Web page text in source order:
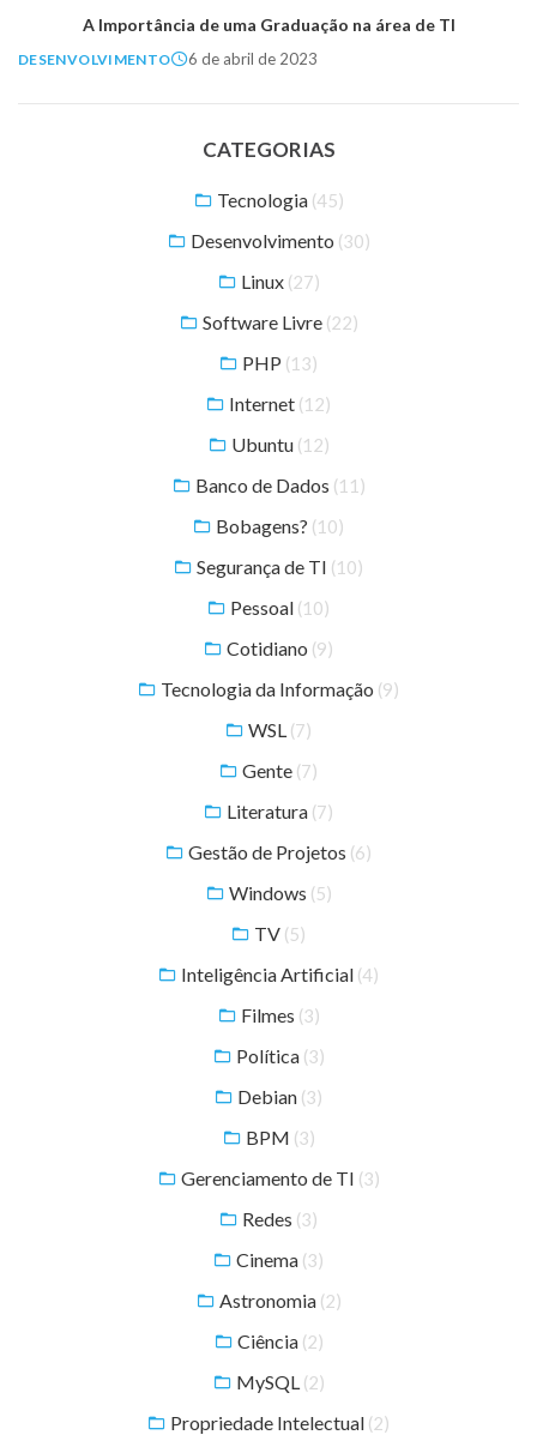
A Importância de uma Graduação na área de TI
DESENVOLVIMENTO 6 de abril de 2023
CATEGORIAS
Tecnologia (45)
Desenvolvimento (30)
Linux (27)
Software Livre (22)
PHP (13)
Internet (12)
Ubuntu (12)
Banco de Dados (11)
Bobagens? (10)
Segurança de TI (10)
Pessoal (10)
Cotidiano (9)
Tecnologia da Informação (9)
WSL (7)
Gente (7)
Literatura (7)
Gestão de Projetos (6)
Windows (5)
TV (5)
Inteligência Artificial (4)
Filmes (3)
Política (3)
Debian (3)
BPM (3)
Gerenciamento de TI (3)
Redes (3)
Cinema (3)
Astronomia (2)
Ciência (2)
MySQL (2)
Propriedade Intelectual (2)